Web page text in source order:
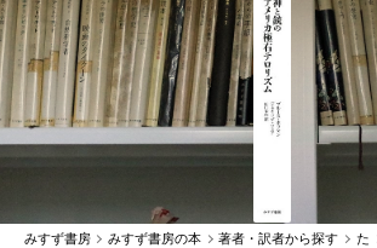
みすず書房 みすず書房の本 著者・訳者から探す た